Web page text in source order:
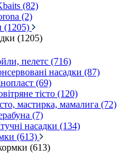
(82)
(2)
(1205)
(1205)
пелетс (716)
насадки (87)
(69)
тісто (120)
мастирка, мамалига (72)
(7)
насадки (134)
(613)
(613)